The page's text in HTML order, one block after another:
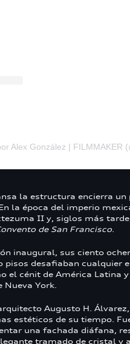
Alex González | FILMMAKER
la estructura encierra un
la época del imperio
II y, siglos más
de San Francisco
inaugural, sus ciento
pisos desafiaban cualquier
el cénit de América Latina
York.
Augusto H.
estéticos de su tiempo.
una fachada diáfana,
tramado de cristal y